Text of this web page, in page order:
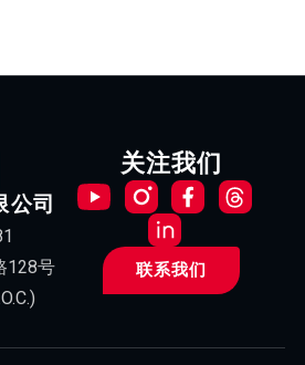
公司
128号
关注我们
联系我们